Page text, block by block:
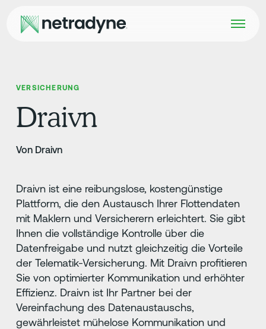
VERSICHERUNG
Draivn
Von Draivn
Draivn ist eine reibungslose, kostengünstige
Plattform, die den Austausch Ihrer Flottendaten
mit Maklern und Versicherern erleichtert. Sie gibt
Ihnen die vollständige Kontrolle über die
Datenfreigabe und nutzt gleichzeitig die Vorteile
der Telematik-Versicherung. Mit Draivn profitieren
Sie von optimierter Kommunikation und erhöhter
Effizienz. Draivn ist Ihr Partner bei der
Vereinfachung des Datenaustauschs,
gewährleistet mühelose Kommunikation und